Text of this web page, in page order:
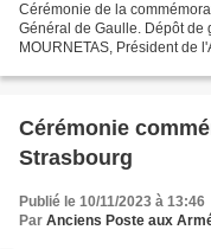
Cérémonie de la
Général de Gaulle. Dépôt de
MOURNETAS, Président de
Cérémonie
Strasbourg
Publié le 10/11/2023 à 13:46
Par Anciens Poste aux